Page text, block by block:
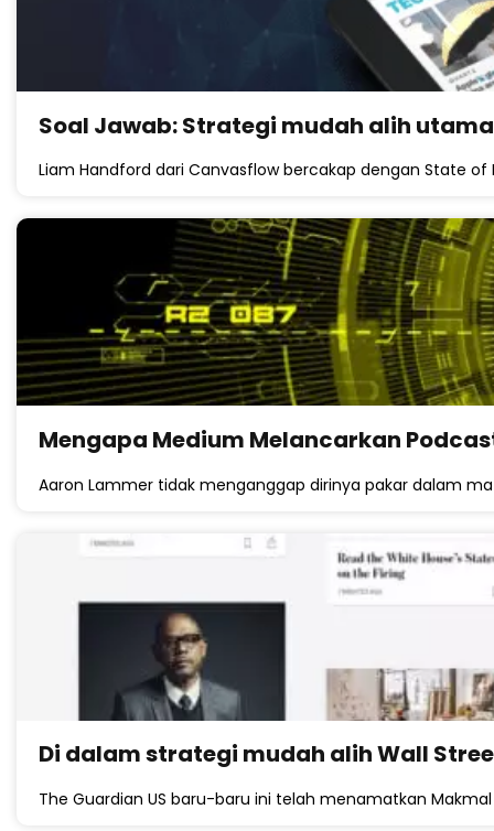
Soal Jawab: Strategi mudah alih
Liam Handford dari Canvasflow bercakap dengan State
Mengapa Medium Melancarkan
Aaron Lammer tidak menganggap dirinya pakar dalam
Di dalam strategi mudah alih Wall
The Guardian US baru-baru ini telah menamatkan